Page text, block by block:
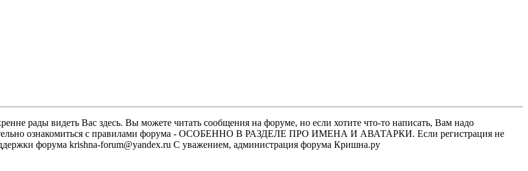
рады видеть Вас здесь. Вы можете читать сообщения на форуме, но если хотите что-то написать, Вам надо
ознакомиться с правилами форума - ОСОБЕННО В РАЗДЕЛЕ ПРО ИМЕНА И АВАТАРКИ. Если регистрация не
форума krishna-forum@yandex.ru С уважением, администрация форума Кришна.ру